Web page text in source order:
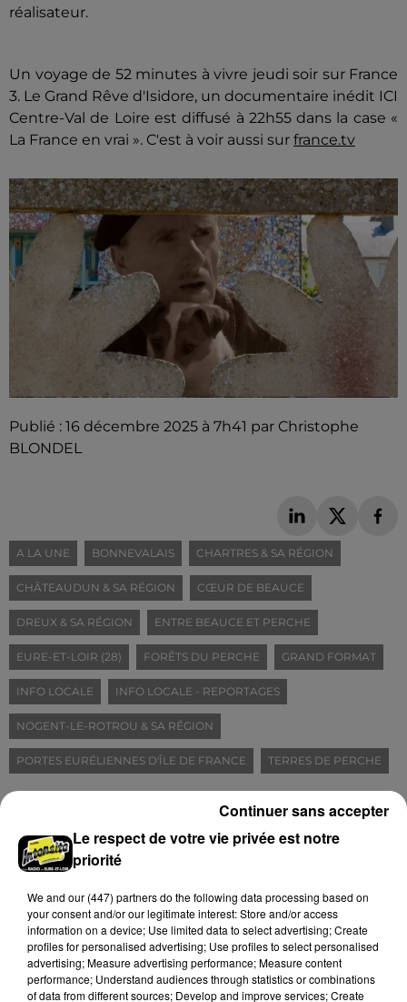
réalisateur.
Un voyage de 52 minutes à vivre jeudi soir sur France
3. Le Grand Rêve d'Isidore, un documentaire inédit ICI
Centre-Val de Loire est diffusé à 22h55 dans la case «
La France en vrai ». C'est à voir aussi sur france.tv
Publié : 16 décembre 2025 à 7h41 par Christophe
BLONDEL
A LA UNE BONNEVALAIS CHARTRES & SA RÉGION
CHÂTEAUDUN & SA RÉGION CŒUR DE BEAUCE
DREUX & SA RÉGION ENTRE BEAUCE ET PERCHE
EURE-ET-LOIR (28) FORÊTS DU PERCHE GRAND FORMAT
INFO LOCALE INFO LOCALE - REPORTAGES
NOGENT-LE-ROTROU & SA RÉGION
PORTES EURÉLIENNES D'ÎLE DE FRANCE TERRES DE PERCHE
À LIRE AUSSI
Le respect de votre vie privée est notre
priorité
We and our (447) partnersdo the following data processing based on
your consent and/or our legitimate interest: Store and/or access
information on a device; Use limited data to select advertising; Create
profiles for personalised advertising; Use profiles to select personalised
advertising; Measure advertising performance; Measure content
performance; Understand audiences through statistics or combinations
of data from different sources; Develop and improve services; Create
Continuer sans accepter